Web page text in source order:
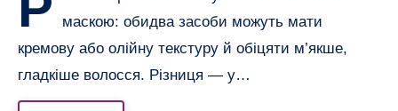
маскою: обидва засоби можуть мати
кремову або олійну текстуру й обіцяти м’якше,
гладкіше волосся. Різниця — у…